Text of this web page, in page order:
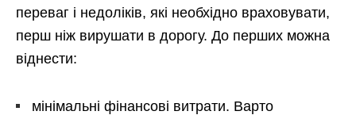
переваг і недоліків, які необхідно враховувати,
перш ніж вирушати в дорогу. До перших можна
віднести:
мінімальні фінансові витрати. Варто